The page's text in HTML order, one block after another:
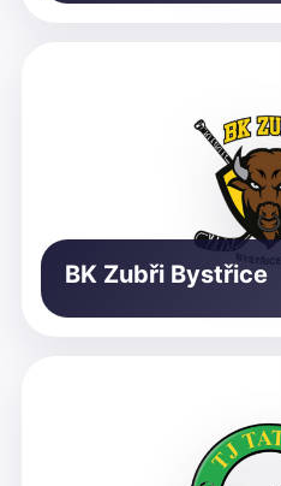
BK Zubři Bystřice